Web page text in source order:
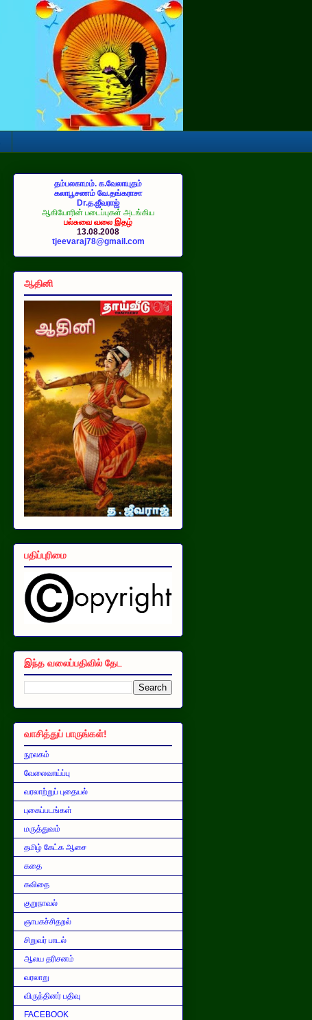
தம்பலகாமம். க.வேலாயுதம்
கலாபூசணம் வே.தங்கராசா
Dr.த.ஜீவராஜ்
ஆகியோரின் படைப்புகள் அடங்கிய
பல்சுவை வலை இதழ்
13.08.2008
tjeevaraj78@gmail.com
ஆதினி
பதிப்புரிமை
இந்த வலைப்பதிவில் தேட
வாசித்துப் பாருங்கள்!
நூலகம்
வேலைவாய்ப்பு
வரலாற்றுப் புதையல்
புகைப்படங்கள்
மருத்துவம்
தமிழ் கேட்க ஆசை
கதை
கவிதை
குறுநாவல்
ஞாபகச்சிதறல்
சிறுவர் பாடல்
ஆலய தரிசனம்
வரலாறு
விருந்தினர் பதிவு
FACEBOOK